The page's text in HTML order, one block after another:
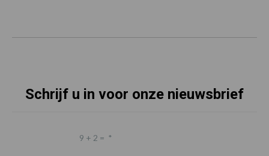
Schrijf u in voor onze nieuwsbrief
9 + 2 = *